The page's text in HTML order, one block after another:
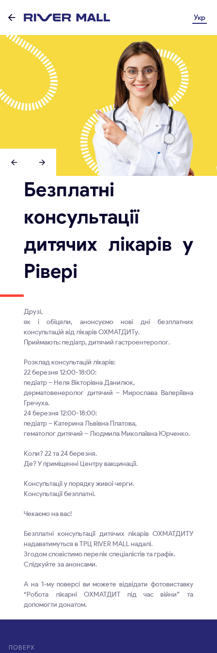
Укр
Безплатні
консультації
дитячих лікарів у
Рівері
Друзі,
як і обіцяли, анонсуємо нові дні безплатних
консультацій від лікарів ОХМАТДИТу.
Приймають: педіатр, дитячий гастроентеролог.
Розклад консультацій лікарів:
22 березня 12:00-18:00:
педіатр – Неля Вікторівна Данилюк,
дерматовенеролог дитячий – Мирослава Валеріївна
Гречуха.
24 березня 12:00-18:00:
педіатр – Катерина Львівна Платова,
гематолог дитячий – Людмила Миколаївна Юрченко.
Коли? 22 та 24 березня.
Де? У приміщенні Центру вакцинації.
Консультації у порядку живої черги.
Консультації безплатні.
Чекаємо на вас!
Безплатні консультації дитячих лікарів ОХМАТДИТУ
надаватимуться в ТРЦ RIVER MALL надалі.
Згодом сповістимо перелік спеціалістів та графік.
Слідкуйте за анонсами.
А на 1-му поверсі ви можете відвідати фотовиставку
“Робота лікарні ОХМАТДИТ під час війни” та
допомогти донатом.
ПОВЕРХ